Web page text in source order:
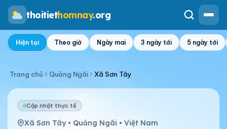
thoitiethomnay.org
Hiện tại Theo giờ Ngày mai 3 ngày tới 5 ngày tới
Trang chủ Quảng Ngãi Xã Sơn Tây
Cập nhật thực tế
Xã Sơn Tây • Quảng Ngãi • Việt Nam